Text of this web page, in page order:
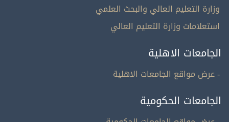
وزارة التعليم العالي والبحث العلمي
استعلامات وزارة التعليم العالي
الجامعات الاهلية
- عرض مواقع الجامعات الاهلية
الجامعات الحكومية